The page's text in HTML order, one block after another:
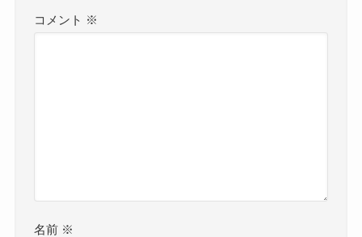
コメント ※
名前 ※